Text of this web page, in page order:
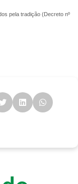
pela tradição (Decreto nº